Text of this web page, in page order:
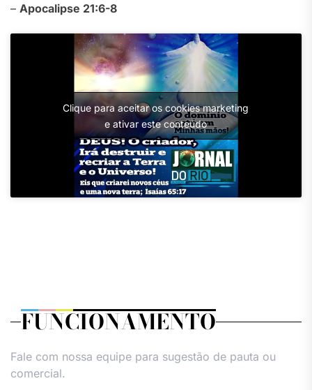
– Apocalipse 21:6-8
Clique para aceitar os cookies marketing
e ativar este conteúdo
FUNCIONAMENTO
Fale com nossa equipe para sugestão de pauta ou
comercial.